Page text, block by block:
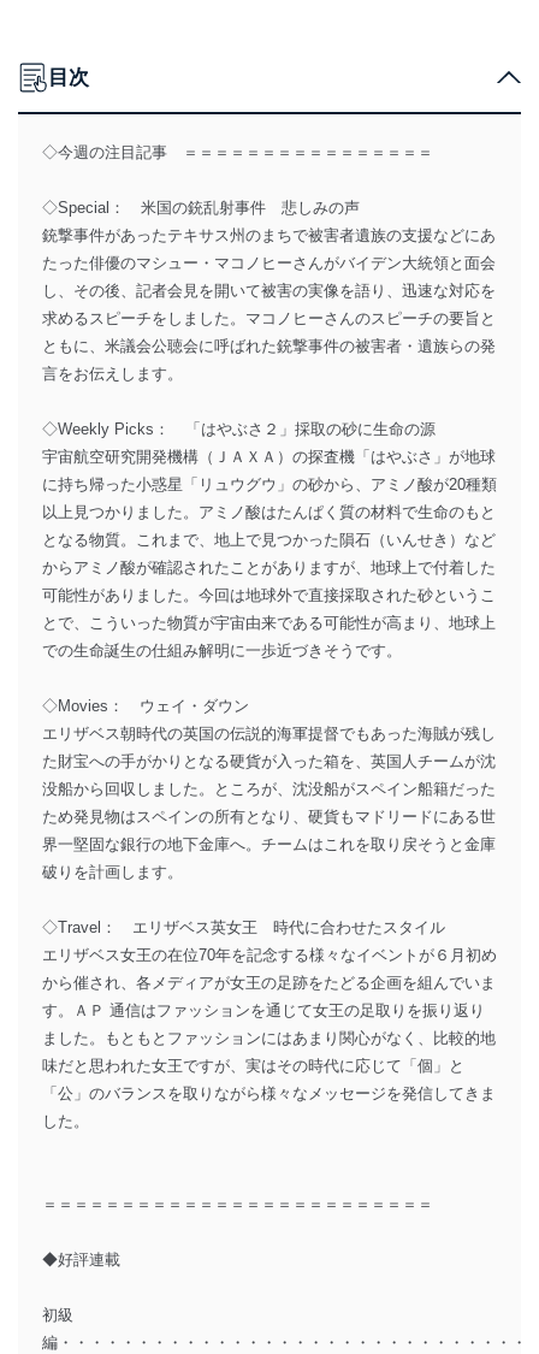
目次
◇今週の注目記事 ＝＝＝＝＝＝＝＝＝＝＝＝＝＝＝＝
◇Special： 米国の銃乱射事件 悲しみの声
銃撃事件があったテキサス州のまちで被害者遺族の支援などにあ
たった俳優のマシュー・マコノヒーさんがバイデン大統領と面会
し、その後、記者会見を開いて被害の実像を語り、迅速な対応を
求めるスピーチをしました。マコノヒーさんのスピーチの要旨と
ともに、米議会公聴会に呼ばれた銃撃事件の被害者・遺族らの発
言をお伝えします。
◇Weekly Picks： 「はやぶさ２」採取の砂に生命の源
宇宙航空研究開発機構（ＪＡＸＡ）の探査機「はやぶさ」が地球
に持ち帰った小惑星「リュウグウ」の砂から、アミノ酸が20種類
以上見つかりました。アミノ酸はたんぱく質の材料で生命のもと
となる物質。これまで、地上で見つかった隕石（いんせき）など
からアミノ酸が確認されたことがありますが、地球上で付着した
可能性がありました。今回は地球外で直接採取された砂というこ
とで、こういった物質が宇宙由来である可能性が高まり、地球上
での生命誕生の仕組み解明に一歩近づきそうです。
◇Movies： ウェイ・ダウン
エリザベス朝時代の英国の伝説的海軍提督でもあった海賊が残し
た財宝への手がかりとなる硬貨が入った箱を、英国人チームが沈
没船から回収しました。ところが、沈没船がスペイン船籍だった
ため発見物はスペインの所有となり、硬貨もマドリードにある世
界一堅固な銀行の地下金庫へ。チームはこれを取り戻そうと金庫
破りを計画します。
◇Travel： エリザベス英女王 時代に合わせたスタイル
エリザベス女王の在位70年を記念する様々なイベントが６月初め
から催され、各メディアが女王の足跡をたどる企画を組んでいま
す。ＡＰ 通信はファッションを通じて女王の足取りを振り返り
ました。もともとファッションにはあまり関心がなく、比較的地
味だと思われた女王ですが、実はその時代に応じて「個」と
「公」のバランスを取りながら様々なメッセージを発信してきま
した。
＝＝＝＝＝＝＝＝＝＝＝＝＝＝＝＝＝＝＝＝＝＝＝＝＝
◆好評連載
初級
編・・・・・・・・・・・・・・・・・・・・・・・・・・・・・・